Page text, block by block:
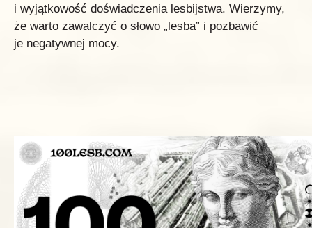
i wyjątkowość doświadczenia lesbijstwa. Wierzymy,
że warto zawalczyć o słowo „lesba” i pozbawić
je negatywnej mocy.